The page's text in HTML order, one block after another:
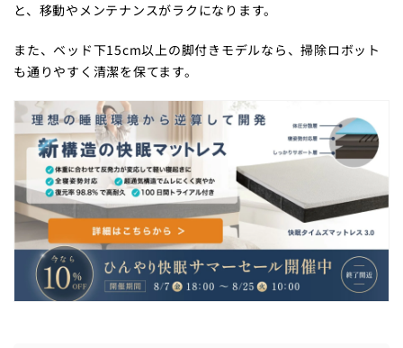
と、移動やメンテナンスがラクになります。
また、ベッド下15cm以上の脚付きモデルなら、掃除ロボット
も通りやすく清潔を保てます。